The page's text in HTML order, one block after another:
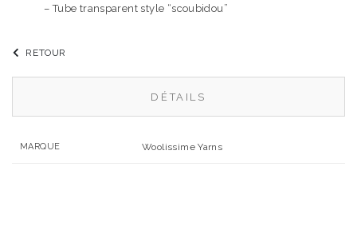
– Tube transparent style “scoubidou”
RETOUR
DÉTAILS
MARQUE Woolissime Yarns